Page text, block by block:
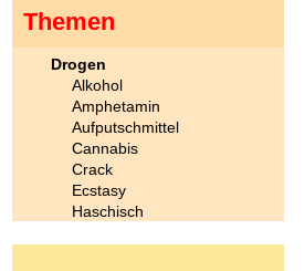
Themen
Drogen
Alkohol
Amphetamin
Aufputschmittel
Cannabis
Crack
Ecstasy
Haschisch